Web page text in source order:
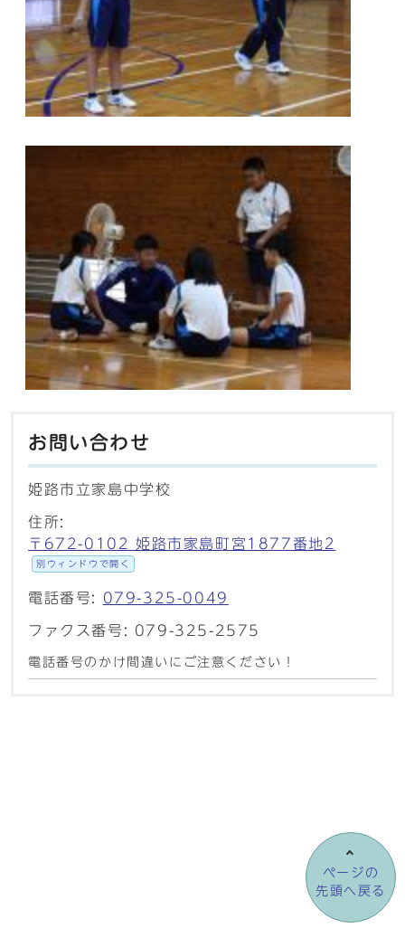
お問い合わせ
姫路市立家島中学校
住所:
〒672-0102 姫路市家島町宮1877番地2
別ウィンドウで開く
電話番号: 079-325-0049
ファクス番号: 079-325-2575
電話番号のかけ間違いにご注意ください！
ページの
先頭へ戻る